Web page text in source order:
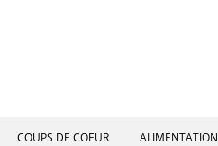
COUPS DE COEUR ALIMENTATION